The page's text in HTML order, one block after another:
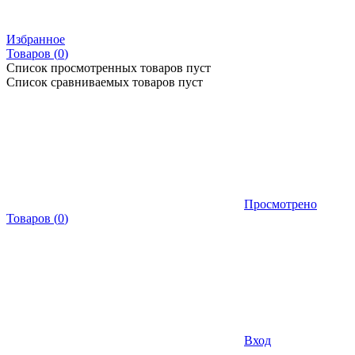
Избранное
Товаров (0)
Список просмотренных товаров пуст
Список сравниваемых товаров пуст
Просмотрено
Товаров (0)
Вход